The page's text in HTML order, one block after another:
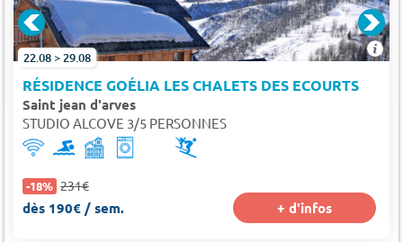
22.08 > 29.08
RÉSIDENCE GOÉLIA LES CHALETS DES ECOURTS
Saint jean d'arves
STUDIO ALCOVE 3/5 PERSONNES
-18% 231€
dès 190€ / sem. + d'infos